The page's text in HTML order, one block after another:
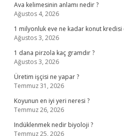
Ava kelimesinin anlamı nedir ?
Ağustos 4, 2026
1 milyonluk eve ne kadar konut kredisi
Ağustos 3, 2026
1 dana pirzola kaç gramdır ?
Ağustos 3, 2026
Üretim işçisi ne yapar ?
Temmuz 31, 2026
Koyunun en iyi yeri neresi ?
Temmuz 26, 2026
Indüklenmek nedir biyoloji ?
Temmuz 25, 2026